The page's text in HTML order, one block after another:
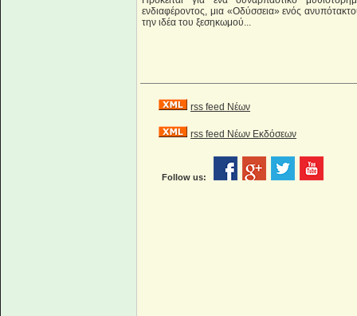
ενδιαφέροντος, μια «Οδύσσεια» ενός
την ιδέα του ξεσηκωμού...
rss feed Νέων
rss feed Νέων Εκδόσεων
Follow us: